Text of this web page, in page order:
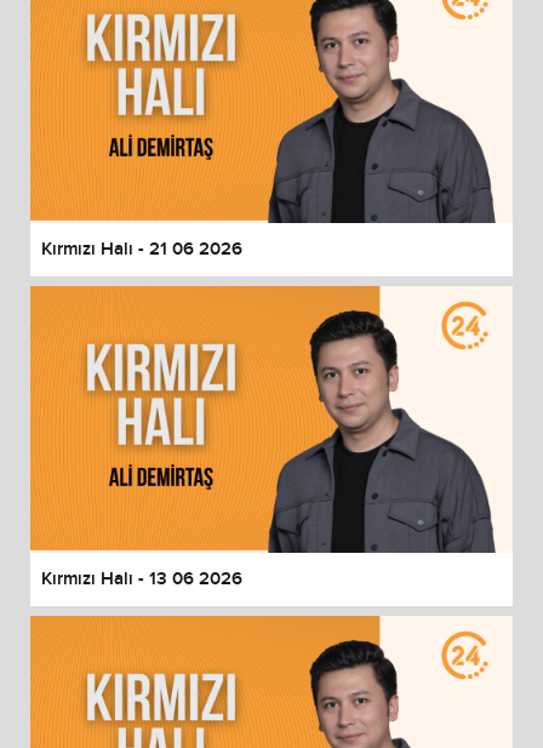
Kırmızı Halı - 21 06 2026
Kırmızı Halı - 13 06 2026